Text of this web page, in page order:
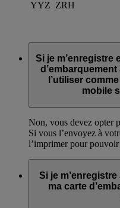
YYZ ZRH
Si je m’enregistre
l’utiliser
mobile
Non, vous devez opter
Si vous l’envoyez à
l’imprimer pour pouvoir
Si je
ma carte